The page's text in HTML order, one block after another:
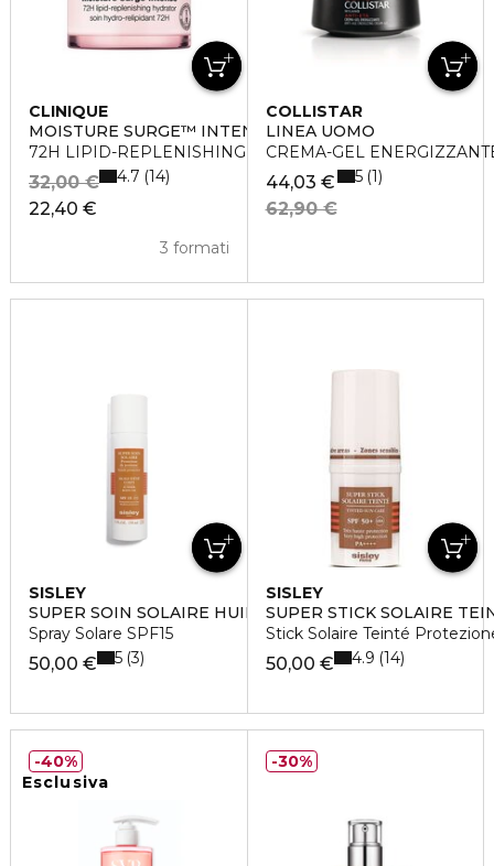
CLINIQUE
MOISTURE SURGE™ INTENSE
72H LIPID-REPLENISHING HYDRATOR
22,40 €
32,00 €
3 formati
4.7 14
COLLISTAR
LINEA UOMO
CREMA-GEL
44,03 €
62,90 €
5 1
SISLEY
SUPER SOIN SOLAIRE HUILE D'ETÉ CORPS
Spray Solare SPF15
50,00 € 5 3
SISLEY
SUPER STICK SOLAIRE
Stick Solaire Teinté
50,00 € 4.9 14
Esclusiva
40% 30%